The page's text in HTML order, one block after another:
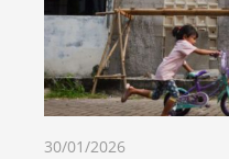
30/01/2026